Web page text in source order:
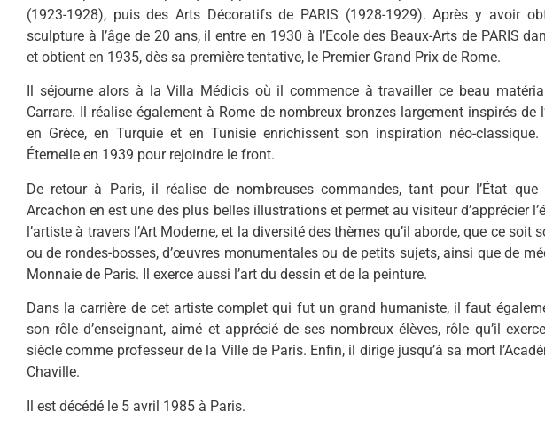
(1923-1928), puis des Arts Décoratifs de PARIS (1928-1929). Après y avoir
sculpture à l’âge de 20 ans, il entre en 1930 à l’Ecole des Beaux-Arts de PARIS
et obtient en 1935, dès sa première tentative, le Premier Grand Prix de Rome.
Il séjourne alors à la Villa Médicis où il commence à travailler ce beau
Carrare. Il réalise également à Rome de nombreux bronzes largement inspirés de
en Grèce, en Turquie et en Tunisie enrichissent son inspiration néo-
Éternelle en 1939 pour rejoindre le front.
De retour à Paris, il réalise de nombreuses commandes, tant pour l’État que
Arcachon en est une des plus belles illustrations et permet au visiteur d’apprécier
l’artiste à travers l’Art Moderne, et la diversité des thèmes qu’il aborde, que ce soit
ou de rondes-bosses, d’œuvres monumentales ou de petits sujets, ainsi que de
Monnaie de Paris. Il exerce aussi l’art du dessin et de la peinture.
Dans la carrière de cet artiste complet qui fut un grand humaniste, il faut
son rôle d’enseignant, aimé et apprécié de ses nombreux élèves, rôle qu’il
siècle comme professeur de la Ville de Paris. Enfin, il dirige jusqu’à sa mort
Chaville.
Il est décédé le 5 avril 1985 à Paris.